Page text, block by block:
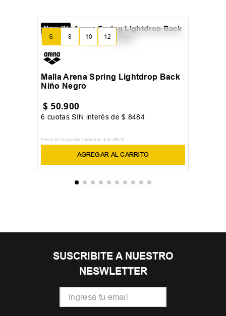
New IN
10 12
6 8 +1
$ 50.900
Precio sin impuestos nacionales: $ 42. 066,12